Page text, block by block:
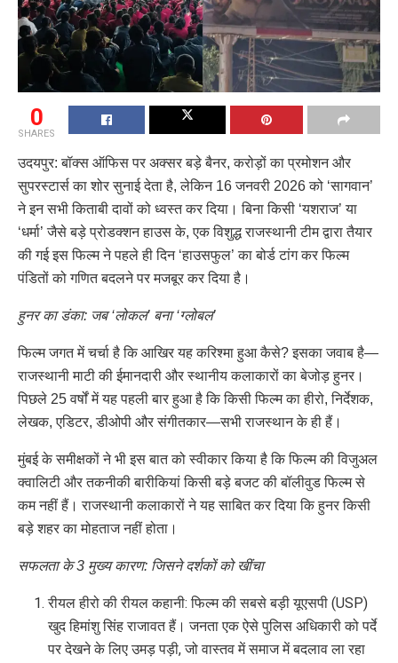
0
SHARES
उदयपुर: बॉक्स ऑफिस पर अक्सर बड़े बैनर, करोड़ों का प्रमोशन और
सुपरस्टार्स का शोर सुनाई देता है, लेकिन 16 जनवरी 2026 को ‘सागवान’
ने इन सभी किताबी दावों को ध्वस्त कर दिया। बिना किसी ‘यशराज’ या
‘धर्मा’ जैसे बड़े प्रोडक्शन हाउस के, एक विशुद्ध राजस्थानी टीम द्वारा तैयार
की गई इस फिल्म ने पहले ही दिन ‘हाउसफुल’ का बोर्ड टांग कर फिल्म
पंडितों को गणित बदलने पर मजबूर कर दिया है।
हुनर का डंका: जब ‘लोकल’ बना ‘ग्लोबल’
फिल्म जगत में चर्चा है कि आखिर यह करिश्मा हुआ कैसे? इसका जवाब है—
राजस्थानी माटी की ईमानदारी और स्थानीय कलाकारों का बेजोड़ हुनर।
पिछले 25 वर्षों में यह पहली बार हुआ है कि किसी फिल्म का हीरो, निर्देशक,
लेखक, एडिटर, डीओपी और संगीतकार—सभी राजस्थान के ही हैं।
मुंबई के समीक्षकों ने भी इस बात को स्वीकार किया है कि फिल्म की विजुअल
क्वालिटी और तकनीकी बारीकियां किसी बड़े बजट की बॉलीवुड फिल्म से
कम नहीं हैं। राजस्थानी कलाकारों ने यह साबित कर दिया कि हुनर किसी
बड़े शहर का मोहताज नहीं होता।
सफलता के 3 मुख्य कारण: जिसने दर्शकों को खींचा
रीयल हीरो की रीयल कहानी: फिल्म की सबसे बड़ी यूएसपी (USP)
खुद हिमांशु सिंह राजावत हैं। जनता एक ऐसे पुलिस अधिकारी को पर्दे
पर देखने के लिए उमड़ पड़ी, जो वास्तव में समाज में बदलाव ला रहा